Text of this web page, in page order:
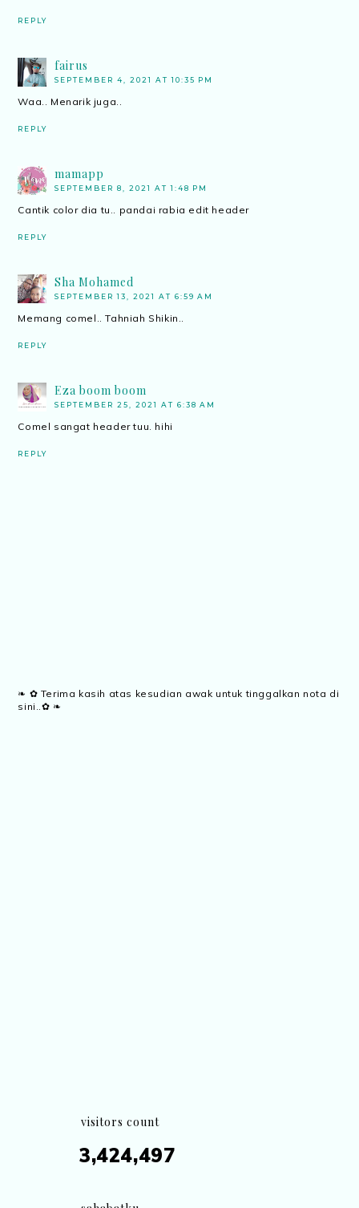
REPLY
fairus
SEPTEMBER 4, 2021 AT 10:35 PM
Waa.. Menarik juga..
REPLY
mamapp
SEPTEMBER 8, 2021 AT 1:48 PM
Cantik color dia tu.. pandai rabia edit header
REPLY
Sha Mohamed
SEPTEMBER 13, 2021 AT 6:59 AM
Memang comel.. Tahniah Shikin..
REPLY
Eza boom boom
SEPTEMBER 25, 2021 AT 6:38 AM
Comel sangat header tuu. hihi
REPLY
❧ ✿ Terima kasih atas kesudian awak untuk tinggalkan nota di
sini..✿ ❧
visitors count
3,424,497